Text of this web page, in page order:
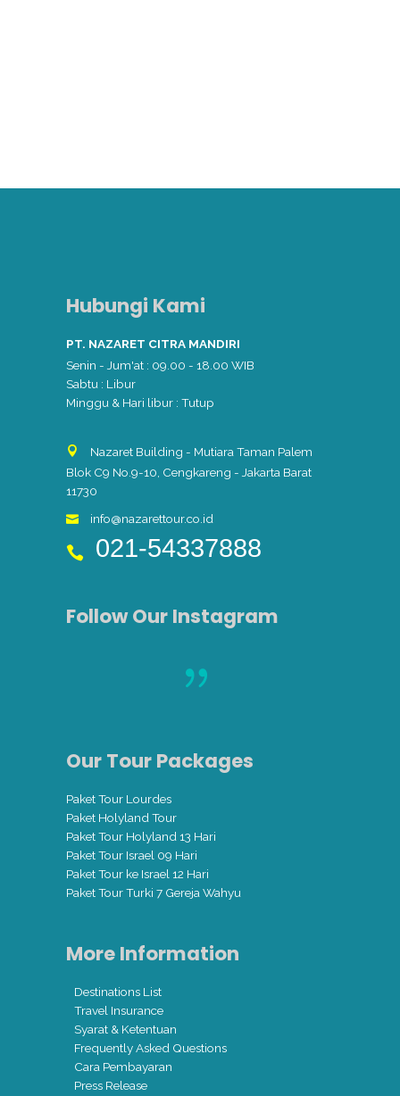
Hubungi Kami
PT. NAZARET CITRA MANDIRI
Senin - Jum'at : 09.00 - 18.00 WIB
Sabtu : Libur
Minggu & Hari libur : Tutup
Nazaret Building - Mutiara Taman Palem
Blok C9 No.9-10, Cengkareng - Jakarta Barat
11730
info@nazarettour.co.id
021-54337888
Follow Our Instagram
Our Tour Packages
Paket Tour Lourdes
Paket Holyland Tour
Paket Tour Holyland 13 Hari
Paket Tour Israel 09 Hari
Paket Tour ke Israel 12 Hari
Paket Tour Turki 7 Gereja Wahyu
More Information
Destinations List
Travel Insurance
Syarat & Ketentuan
Frequently Asked Questions
Cara Pembayaran
Press Release